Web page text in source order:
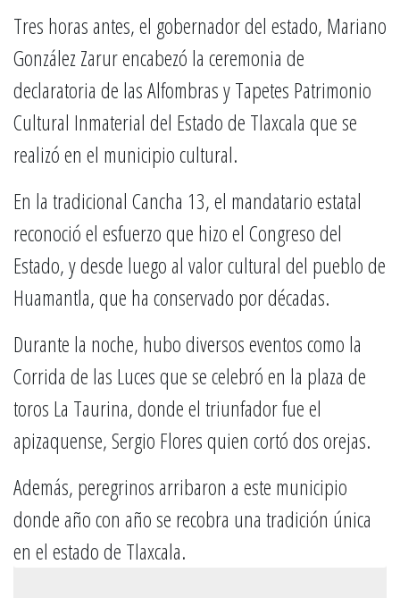
Tres horas antes, el gobernador del estado, Mariano
González Zarur encabezó la ceremonia de
declaratoria de las Alfombras y Tapetes Patrimonio
Cultural Inmaterial del Estado de Tlaxcala que se
realizó en el municipio cultural.
En la tradicional Cancha 13, el mandatario estatal
reconoció el esfuerzo que hizo el Congreso del
Estado, y desde luego al valor cultural del pueblo de
Huamantla, que ha conservado por décadas.
Durante la noche, hubo diversos eventos como la
Corrida de las Luces que se celebró en la plaza de
toros La Taurina, donde el triunfador fue el
apizaquense, Sergio Flores quien cortó dos orejas.
Además, peregrinos arribaron a este municipio
donde año con año se recobra una tradición única
en el estado de Tlaxcala.